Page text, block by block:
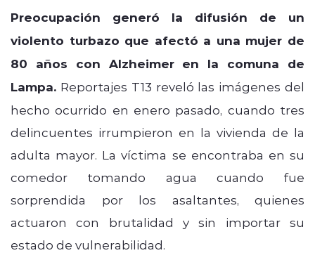
Preocupación generó la difusión de un
violento turbazo que afectó a una mujer de
80 años con Alzheimer en la comuna de
Lampa. Reportajes T13 reveló las imágenes del
hecho ocurrido en enero pasado, cuando tres
delincuentes irrumpieron en la vivienda de la
adulta mayor. La víctima se encontraba en su
comedor tomando agua cuando fue
sorprendida por los asaltantes, quienes
actuaron con brutalidad y sin importar su
estado de vulnerabilidad.